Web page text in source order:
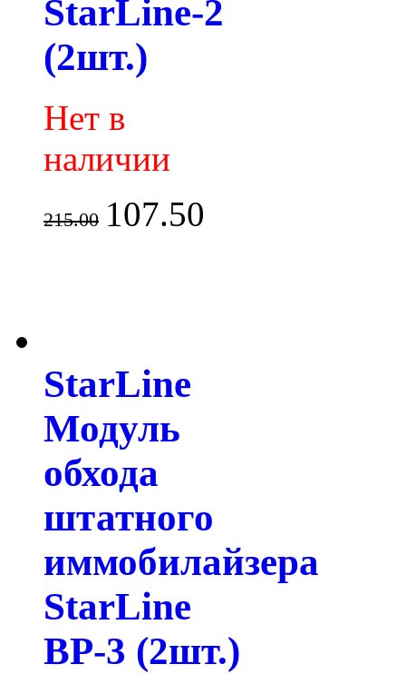
StarLine-2
(2шт.)
Нет в
наличии
215.00 107.50
StarLine
Модуль
обхода
штатного
иммобилайзера
StarLine
BP-3 (2шт.)